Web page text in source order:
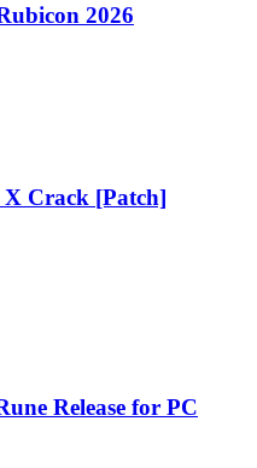
2026
X Crack [Patch]
Release for PC